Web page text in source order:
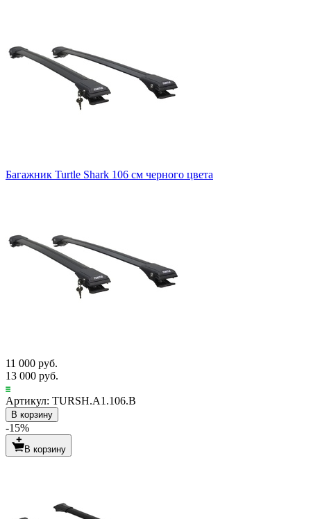
Багажник Turtle Shark 106 см черного цвета
11 000 руб.
13 000 руб.
Артикул: TURSH.A1.106.B
В корзину
-15%
В корзину